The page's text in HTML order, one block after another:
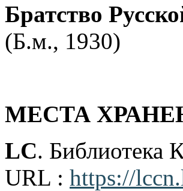
Братство
(Б.м., 1930)
МЕСТА
LC. Библиотека
URL : https://